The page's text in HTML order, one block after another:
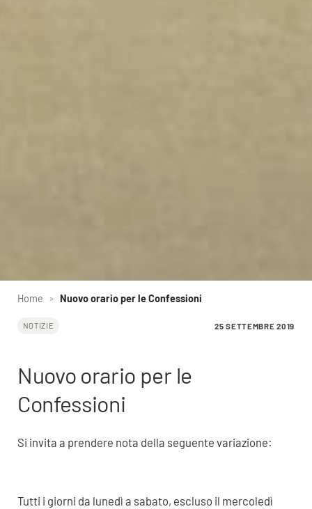
Home » Nuovo orario per le Confessioni
NOTIZIE 25 SETTEMBRE 2019
Nuovo orario per le
Confessioni
Si invita a prendere nota della seguente variazione:
Tutti i giorni da lunedì a sabato, escluso il mercoledì